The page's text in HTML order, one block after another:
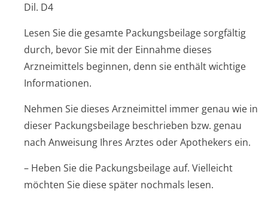
Dil. D4
Lesen Sie die gesamte Packungsbeilage sorgfältig
durch, bevor Sie mit der Einnahme dieses
Arzneimittels beginnen, denn sie enthält wichtige
Informationen.
Nehmen Sie dieses Arzneimittel immer genau wie in
dieser Packungsbeilage beschrieben bzw. genau
nach Anweisung Ihres Arztes oder Apothekers ein.
– Heben Sie die Packungsbeilage auf. Vielleicht
möchten Sie diese später nochmals lesen.